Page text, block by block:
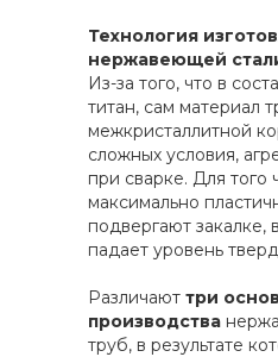
Технология
нержавеющей
Из-за того, что в
титан, сам материал
межкристаллитной
сложных условия,
при сварке. Для того
максимально
подвергают закалке,
падает уровень
Различают три
производства
труб, в результате